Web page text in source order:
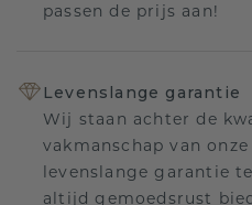
passen de prijs aan!
Levenslange garantie
Wij staan achter de
vakmanschap van
levenslange garantie
altijd gemoedsrust